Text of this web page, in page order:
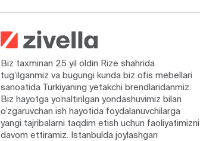
Biz taxminan 25 yil oldin Rize shahrida
tug’ilganmiz va bugungi kunda biz ofis mebellari
sanoatida Turkiyaning yetakchi brendlaridanmiz.
Biz hayotga yo’naltirilgan yondashuvimiz bilan
o’zgaruvchan ish hayotida foydalanuvchilarga
yangi tajribalarni taqdim etish uchun faoliyatimizni
davom ettiramiz. Istanbulda joylashgan